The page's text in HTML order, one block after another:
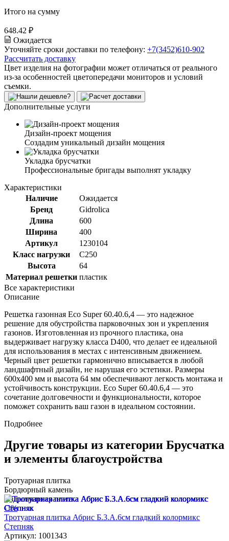
Итого на сумму
648.42 ₽
Ожидается
Уточняйте сроки доставки по телефону: +7(3452)610-902
Рассчитать доставку
Цвет изделия на фотографии может отличаться от реального
из-за особенностей цветопередачи мониторов и условий
съемки.
Дополнительные услуги
Дизайн-проект мощения
Создадим уникальный дизайн мощения
Укладка брусчатки
Профессиональные бригады выполнят укладку
Характеристики
Наличие
Ожидается
Бренд
Gidrolica
Длина
600
Ширина
400
Артикул
1230104
Класс нагрузки
C250
Высота
64
Материал решетки пластик
Все характеристики
Описание
Решетка газонная Eco Super 60.40.6,4 — это надежное
решение для обустройства парковочных зон и укрепления
газонов. Изготовленная из прочного пластика, она
выдерживает нагрузку класса D400, что делает ее идеальной
для использования в местах с интенсивным движением.
Черный цвет решетки гармонично вписывается в любой
ландшафтный дизайн, не нарушая его эстетики. Размеры
600x400 мм и высота 64 мм обеспечивают легкость монтажа и
устойчивость конструкции. Eco Super 60.40.6,4 — это
сочетание долговечности и функциональности, которое
поможет сохранить ваш газон в идеальном состоянии.
Подробнее
Другие товары из категории Брусчатка
и элементы благоустройства
Тротуарная плитка
Бордюрный камень
Изделия из гранита
-3%
Тротуарная плитка Абрис Б.3.А.6см гладкий колормикс
Степняк
Артикул: 1001343